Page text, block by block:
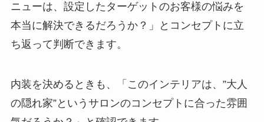
ニューは、設定したターゲットのお客様の悩みを
本当に解決できるだろうか？」とコンセプトに立
ち返って判断できます。
内装を決めるときも、「このインテリアは、”大人
の隠れ家”というサロンのコンセプトに合った雰囲